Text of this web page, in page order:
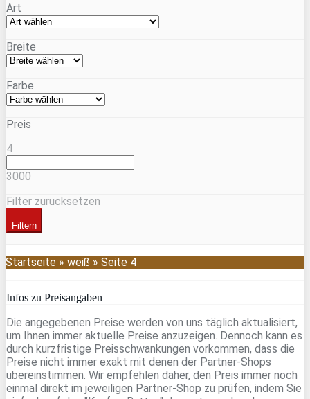
Art
Breite
Farbe
Preis
4
3000
Filter zurücksetzen
Filtern
Startseite » weiß » Seite 4
Infos zu Preisangaben
Die angegebenen Preise werden von uns täglich aktualisiert,
um Ihnen immer aktuelle Preise anzuzeigen. Dennoch kann es
durch kurzfristige Preisschwankungen vorkommen, dass die
Preise nicht immer exakt mit denen der Partner-Shops
übereinstimmen. Wir empfehlen daher, den Preis immer noch
einmal direkt im jeweiligen Partner-Shop zu prüfen, indem Sie